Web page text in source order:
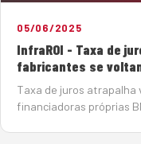
05/06/2025
InfraROI - Taxa de
fabricantes se
Taxa de juros atrapalha
financiadoras próprias